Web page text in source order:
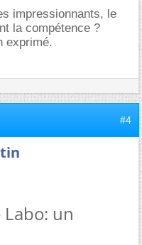
impressionnants, le
la compétence ?
exprimé.
#4
un